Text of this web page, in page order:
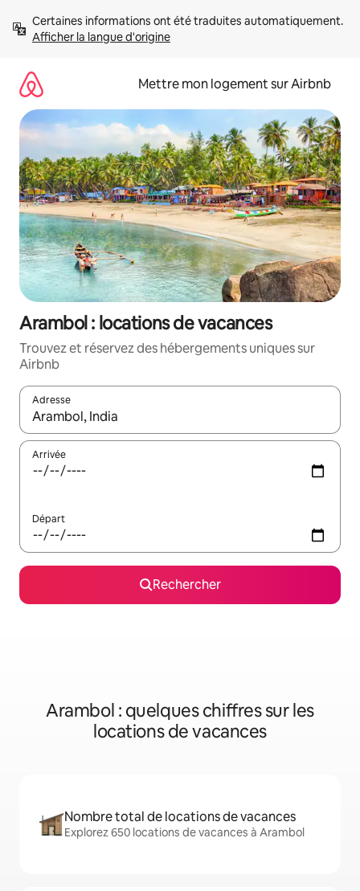
directement
Afficher la langue d'origine
Mettre mon logement sur Airbnb
Arambol : locations de vacances
Trouvez et réservez des hébergements uniques sur
Airbnb
Adresse
Lorsque les résultats s'affichent, utilisez les flèches vers le
Arrivée
Départ
Rechercher
Arambol : quelques chiffres sur les
locations de vacances
Nombre total de locations de vacances
Explorez 650 locations de vacances à Arambol